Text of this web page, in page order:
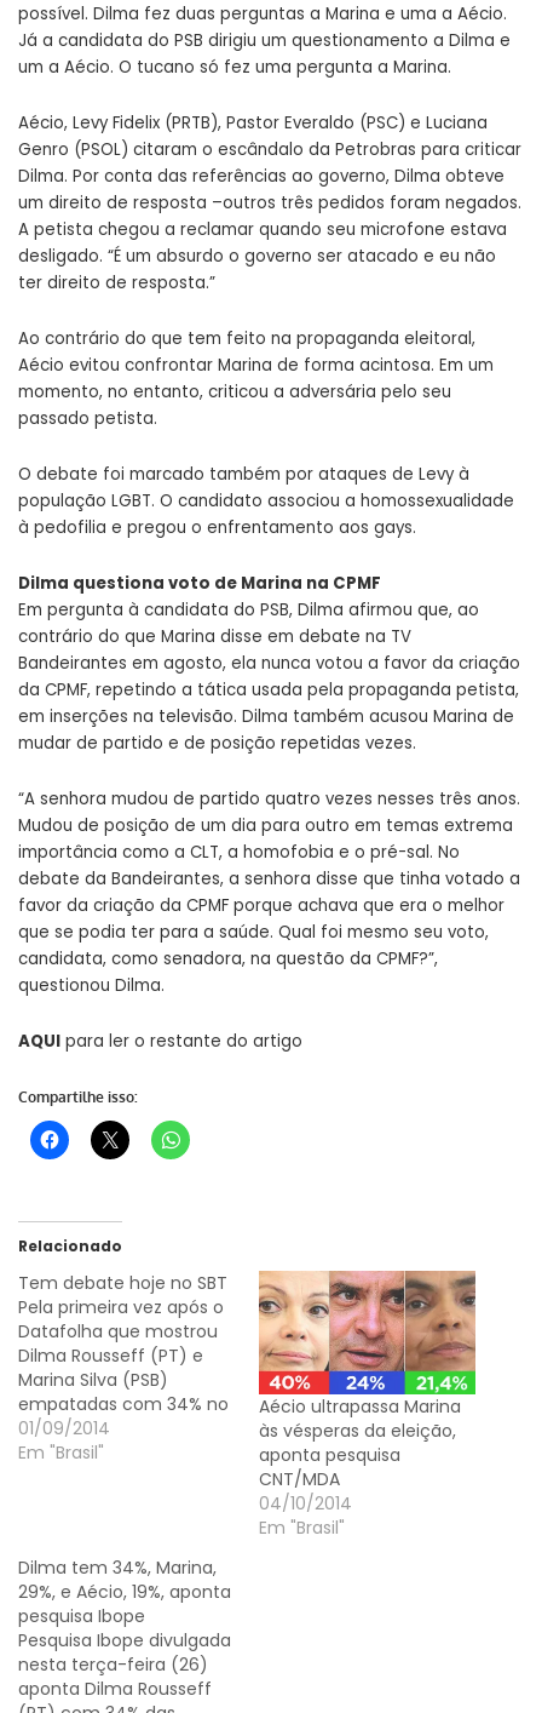
possível. Dilma fez duas perguntas a Marina e uma a Aécio.
Já a candidata do PSB dirigiu um questionamento a Dilma e
um a Aécio. O tucano só fez uma pergunta a Marina.
Aécio, Levy Fidelix (PRTB), Pastor Everaldo (PSC) e Luciana
Genro (PSOL) citaram o escândalo da Petrobras para criticar
Dilma. Por conta das referências ao governo, Dilma obteve
um direito de resposta –outros três pedidos foram negados.
A petista chegou a reclamar quando seu microfone estava
desligado. “É um absurdo o governo ser atacado e eu não
ter direito de resposta.”
Ao contrário do que tem feito na propaganda eleitoral,
Aécio evitou confrontar Marina de forma acintosa. Em um
momento, no entanto, criticou a adversária pelo seu
passado petista.
O debate foi marcado também por ataques de Levy à
população LGBT. O candidato associou a homossexualidade
à pedofilia e pregou o enfrentamento aos gays.
Dilma questiona voto de Marina na CPMF
Em pergunta à candidata do PSB, Dilma afirmou que, ao
contrário do que Marina disse em debate na TV
Bandeirantes em agosto, ela nunca votou a favor da criação
da CPMF, repetindo a tática usada pela propaganda petista,
em inserções na televisão. Dilma também acusou Marina de
mudar de partido e de posição repetidas vezes.
“A senhora mudou de partido quatro vezes nesses três anos.
Mudou de posição de um dia para outro em temas extrema
importância como a CLT, a homofobia e o pré-sal. No
debate da Bandeirantes, a senhora disse que tinha votado a
favor da criação da CPMF porque achava que era o melhor
que se podia ter para a saúde. Qual foi mesmo seu voto,
candidata, como senadora, na questão da CPMF?”,
questionou Dilma.
AQUI para ler o restante do artigo
Compartilhe isso:
Relacionado
Tem debate hoje no SBT
Pela primeira vez após o
Datafolha que mostrou
Dilma Rousseff (PT) e
Marina Silva (PSB)
empatadas com 34% no
primeiro turno, o SBT faz
nesta segunda-feira (1º),
Everaldo (PSC), Eduardo
Jorge (PV), Luciana
Genro (PSOL) e Levy
Fidelix…
01/09/2014
Em "Brasil"
Aécio ultrapassa Marina
às vésperas da eleição,
aponta pesquisa
CNT/MDA
04/10/2014
Em "Brasil"
Dilma tem 34%, Marina,
29%, e Aécio, 19%, aponta
pesquisa Ibope
Pesquisa Ibope divulgada
nesta terça-feira (26)
aponta Dilma Rousseff